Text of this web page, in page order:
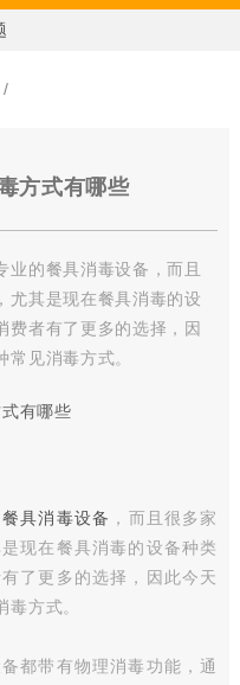
/
方式有哪些
业的餐具消毒设备，而且
尤其是现在餐具消毒的设
费者有了更多的选择，因
见消毒方式。
餐具消毒设备 ，而且很多家
现在餐具消毒的设备种类
了更多的选择，因此今天
方式。
都带有物理消毒功能，通